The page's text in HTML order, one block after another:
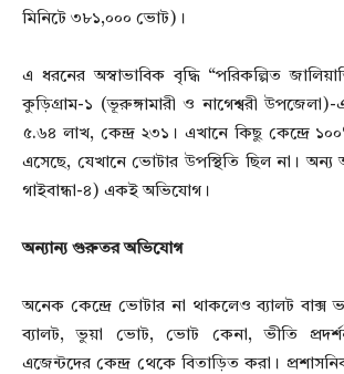
মিনিটে ৩৮১,০০০ ভোট)।
এ ধরনের অস্বাভাবিক বৃদ্ধি “পরিকল্পিত
কুড়িগ্রাম-১ (ভূরুঙ্গামারী ও নাগেশ্বরী
৫.৬৪ লাখ, কেন্দ্র ২৩১। এখানে কিছু কেন্দ্রে
এসেছে, যেখানে ভোটার উপস্থিতি ছিল না। অন্য
গাইবান্ধা-৪) একই অভিযোগ।
অন্যান্য গুরুতর অভিযোগ
অনেক কেন্দ্রে ভোটার না থাকলেও ব্যালট বাক্স
ব্যালট, ভুয়া ভোট, ভোট কেনা, ভীতি
এজেন্টদের কেন্দ্র থেকে বিতাড়িত করা।